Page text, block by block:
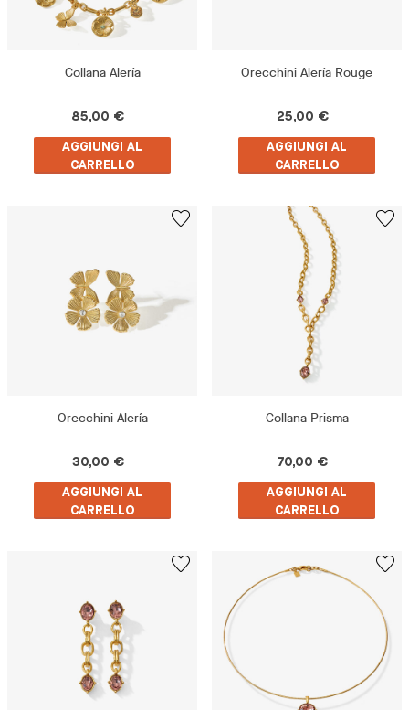
Collana Alería
85,00 €
AGGIUNGI AL
CARRELLO
Orecchini Alería Rouge
25,00 €
AGGIUNGI AL
CARRELLO
Orecchini Alería
30,00 €
AGGIUNGI AL
CARRELLO
Collana Prisma
70,00 €
AGGIUNGI AL
CARRELLO